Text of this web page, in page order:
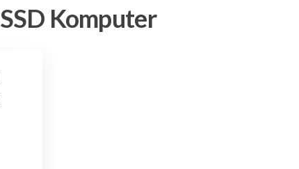
SSD Komputer